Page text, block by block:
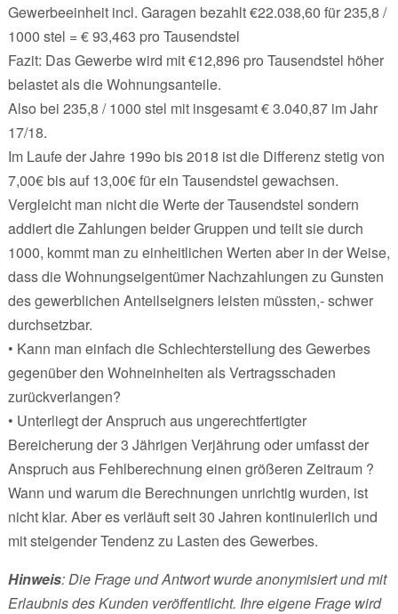
Gewerbeeinheit incl. Garagen bezahlt €22.038,60 für 235,8 /
1000 stel = € 93,463 pro Tausendstel
Fazit: Das Gewerbe wird mit €12,896 pro Tausendstel höher
belastet als die Wohnungsanteile.
Also bei 235,8 / 1000 stel mit insgesamt € 3.040,87 im Jahr
17/18.
Im Laufe der Jahre 199o bis 2018 ist die Differenz stetig von
7,00€ bis auf 13,00€ für ein Tausendstel gewachsen.
Vergleicht man nicht die Werte der Tausendstel sondern
addiert die Zahlungen beider Gruppen und teilt sie durch
1000, kommt man zu einheitlichen Werten aber in der Weise,
dass die Wohnungseigentümer Nachzahlungen zu Gunsten
des gewerblichen Anteilseigners leisten müssten,- schwer
durchsetzbar.
• Kann man einfach die Schlechterstellung des Gewerbes
gegenüber den Wohneinheiten als Vertragsschaden
zurückverlangen?
• Unterliegt der Anspruch aus ungerechtfertigter
Bereicherung der 3 Jährigen Verjährung oder umfasst der
Anspruch aus Fehlberechnung einen größeren Zeitraum ?
Wann und warum die Berechnungen unrichtig wurden, ist
nicht klar. Aber es verläuft seit 30 Jahren kontinuierlich und
mit steigender Tendenz zu Lasten des Gewerbes.
Hinweis: Die Frage und Antwort wurde anonymisiert und mit
Erlaubnis des Kunden veröffentlicht. Ihre eigene Frage wird